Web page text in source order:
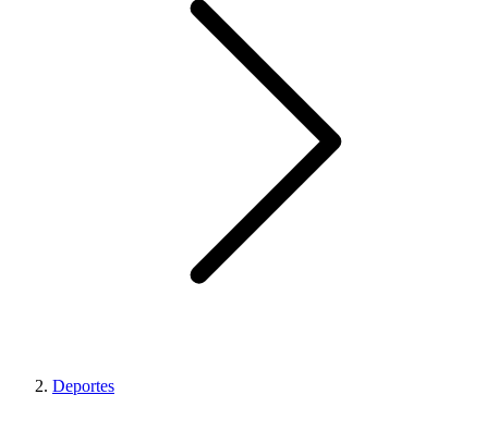
Deportes